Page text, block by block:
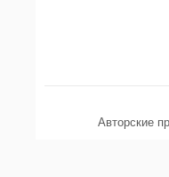
Авторские